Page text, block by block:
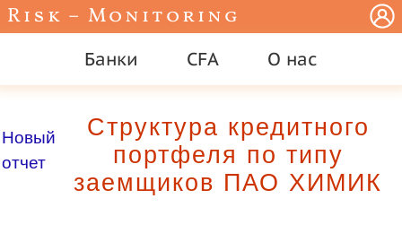
Risk – Monitoring
Банки CFA О нас
Новый
отчет
Структура кредитного
портфеля по типу
заемщиков ПАО ХИМИК